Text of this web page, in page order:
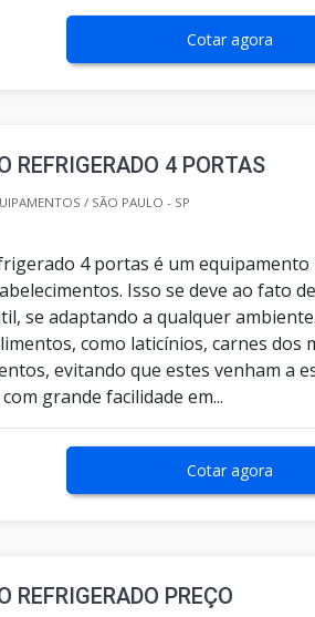
Cotar agora
REFRIGERADO 4 PORTAS
/ SÃO PAULO - SP
4 portas é um
Isso se deve ao fato
se adaptando a qualquer
como laticínios, carnes dos
evitando que estes venham a
grande facilidade em...
Cotar agora
REFRIGERADO PREÇO